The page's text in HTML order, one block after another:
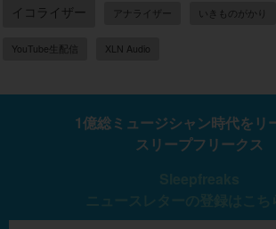
イコライザー アナライザー いきものがかり
YouTube生配信 XLN Audio
1億総ミュージシャン時代をリ
スリープフリークス